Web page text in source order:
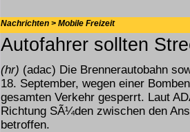
Nachrichten > Mobile Freizeit
Autofahrer sollten
(hr) (adac) Die Brennerautobahn
18. September, wegen einer
gesamten Verkehr gesperrt. Laut
Richtung SÃ¼den zwischen den
betroffen.